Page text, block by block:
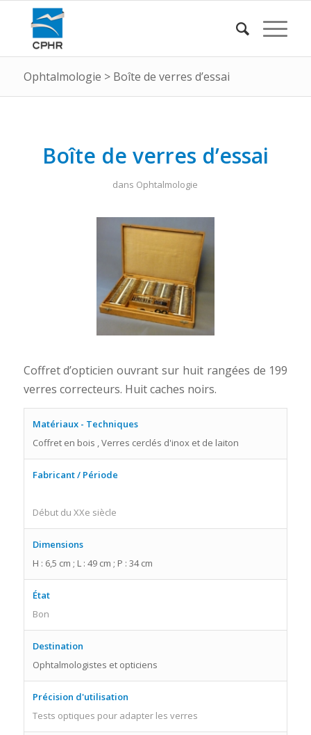
Ophtalmologie > Boîte de verres d’essai
Boîte de verres d’essai
dans Ophtalmologie
Coffret d’opticien ouvrant sur huit rangées de 199
verres correcteurs. Huit caches noirs.
Matériaux - Techniques
Coffret en bois , Verres cerclés d'inox et de laiton
Fabricant / Période
Début du XXe siècle
Dimensions
H : 6,5 cm ; L : 49 cm ; P : 34 cm
État
Bon
Destination
Ophtalmologistes et opticiens
Précision d'utilisation
Tests optiques pour adapter les verres